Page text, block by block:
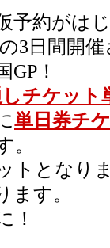
予約がは
3日間開
！
チケット
単日券チ
。
トとなり
ます。
！